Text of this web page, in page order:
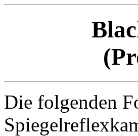
Die folgenden